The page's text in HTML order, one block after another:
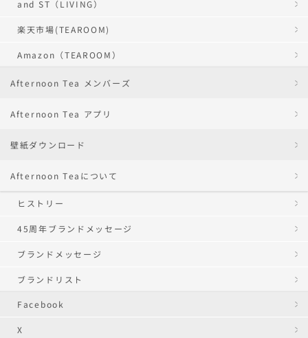
and ST（LIVING）
楽天市場(TEAROOM)
Amazon（TEAROOM）
Afternoon Tea メンバーズ
Afternoon Tea アプリ
壁紙ダウンロード
Afternoon Teaについて
ヒストリー
45周年ブランドメッセージ
ブランドメッセージ
ブランドリスト
Facebook
X